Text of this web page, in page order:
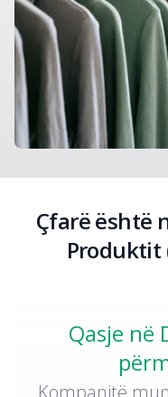
Çfarë është
Produktit
Qasje në
Kompanitë